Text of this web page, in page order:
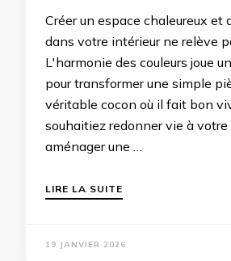
Créer un espace chaleureux et
dans votre intérieur ne relève
L'harmonie des couleurs joue
pour transformer une simple
véritable cocon où il fait bon
souhaitiez redonner vie à votre
aménager une …
LIRE LA SUITE
19 JANVIER 2026